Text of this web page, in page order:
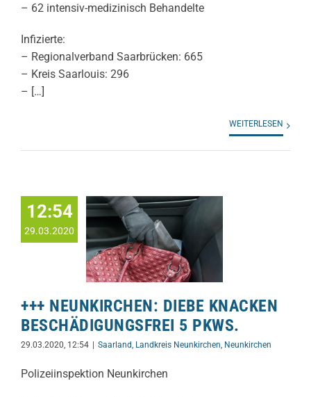
– 62 intensiv-medizinisch Behandelte
Infizierte:
– Regionalverband Saarbrücken: 665
– Kreis Saarlouis: 296
– […]
WEITERLESEN
12:54
29.03.2020
+++ NEUNKIRCHEN: DIEBE KNACKEN
BESCHÄDIGUNGSFREI 5 PKWS.
29.03.2020, 12:54 Saarland, Landkreis Neunkirchen, Neunkirchen
Polizeiinspektion Neunkirchen